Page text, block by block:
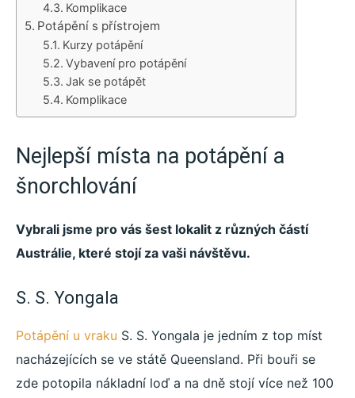
Komplikace
Potápění s přístrojem
Kurzy potápění
Vybavení pro potápění
Jak se potápět
Komplikace
Nejlepší místa na potápění a
šnorchlování
Vybrali jsme pro vás šest lokalit z různých částí
Austrálie, které stojí za vaši návštěvu.
S. S. Yongala
Potápění u vraku S. S. Yongala je jedním z top míst
nacházejících se ve státě Queensland. Při bouři se
zde potopila nákladní loď a na dně stojí více než 100